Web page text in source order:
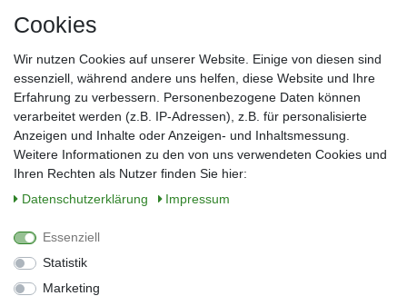
Nachname*
E-Mail*
Sie können den Newsletter jederzeit kostenlos abbestellen.
** gilt für Lieferungen innerhalb Deutschlands, Lieferzeiten für andere Länder
entnehmen Sie bitte der Schaltfläche mit den Versandinformationen
Cookies
Wir nutzen Cookies auf unserer Website. Einige von diesen sind
essenziell, während andere uns helfen, diese Website und Ihre
Erfahrung zu verbessern. Personenbezogene Daten können
verarbeitet werden (z.B. IP-Adressen), z.B. für personalisierte
Anzeigen und Inhalte oder Anzeigen- und Inhaltsmessung.
Weitere Informationen zu den von uns verwendeten Cookies und
Ihren Rechten als Nutzer finden Sie hier:
Daten­schutz­erklärung
Impressum
Essenziell
Statistik
Marketing